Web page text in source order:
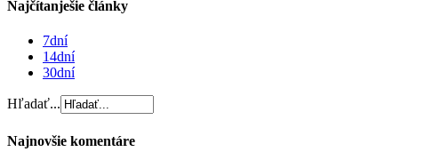
Najčítanješie články
7dní
14dní
30dní
Hľadať...
Najnovšie komentáre